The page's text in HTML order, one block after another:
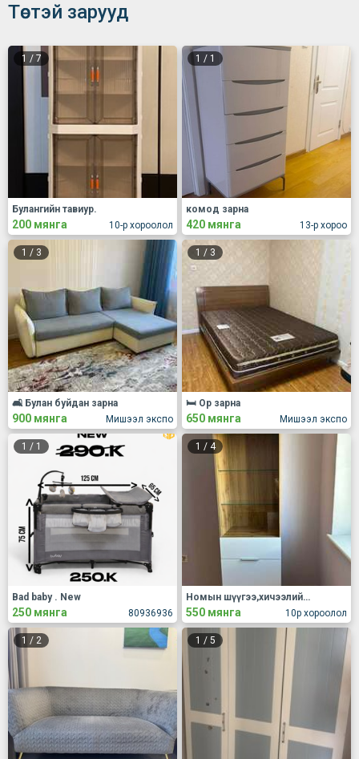
Төстэй зарууд
1 / 7
10-р хороолол
Булангийн тавиур.
200 мянга
1 / 1
13-р хороо
комод зарна
420 мянга
1 / 3
Мишээл экспо
🛋 Булан буйдан зарна
900 мянга
1 / 3
Мишээл экспо
🛏 Ор зарна
650 мянга
1 / 1
80936936
Bad baby . New
250 мянга
1 / 4
10р хороолол
Номын шүүгээ,хичээлийн ширээ
550 мянга
1 / 2 1 / 5